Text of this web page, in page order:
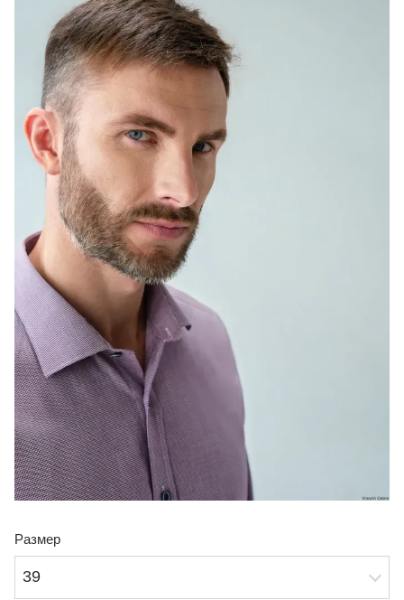
Размер
39